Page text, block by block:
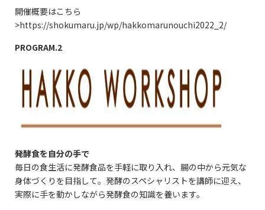
開催概要はこちら
>https://shokumaru.jp/wp/hakkomarunouchi2022_2/
PROGRAM.2
発酵食を自分の手で
毎日の食生活に発酵食品を手軽に取り入れ、腸の中から元気な
身体づくりを目指して。発酵のスペシャリストを講師に迎え、
実際に手を動かしながら発酵食の知識を養います。